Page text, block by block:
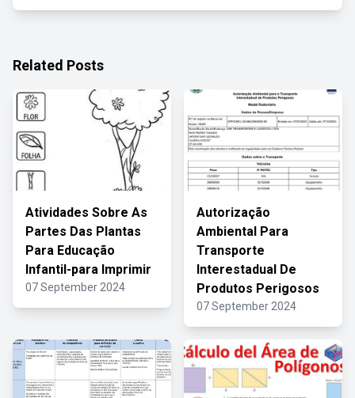
Related Posts
Atividades Sobre As
Partes Das Plantas
Para Educação
Infantil-para Imprimir
07 September 2024
Autorização
Ambiental Para
Transporte
Interestadual De
Produtos Perigosos
07 September 2024